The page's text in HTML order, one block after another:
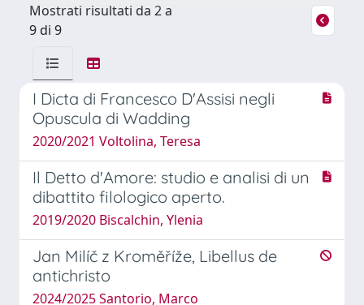
Mostrati risultati da 2 a
9 di 9
I Dicta di Francesco D'Assisi negli
Opuscula di Wadding
2020/2021 Voltolina, Teresa
Il Detto d'Amore: studio e analisi di un
dibattito filologico aperto.
2019/2020 Biscalchin, Ylenia
Jan Milíč z Kroměříže, Libellus de
antichristo
2024/2025 Santorio, Marco